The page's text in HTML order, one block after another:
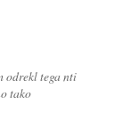
odrekl tega nti
tako